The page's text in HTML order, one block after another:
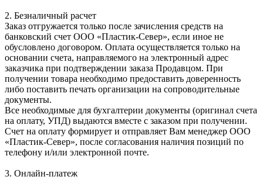
2. Безналичный расчет
Заказ отгружается только после зачисления средств на
банковский счет ООО «Пластик-Север», если иное не
обусловлено договором. Оплата осуществляется только на
основании счета, направляемого на электронный адрес
заказчика при подтверждении заказа Продавцом. При
получении товара необходимо предоставить доверенность
либо поставить печать организации на сопроводительные
документы.
Все необходимые для бухгалтерии документы (оригинал счета
на оплату, УПД) выдаются вместе с заказом при получении.
Счет на оплату формирует и отправляет Вам менеджер ООО
«Пластик-Север», после согласования наличия позиций по
телефону и/или электронной почте.
3. Онлайн-платеж